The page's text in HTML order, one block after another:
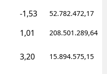
Nevşehir
Niğde
Ordu
-1,53 52.782.472,17
1,01 208.501.289,64
3,20 15.894.575,15